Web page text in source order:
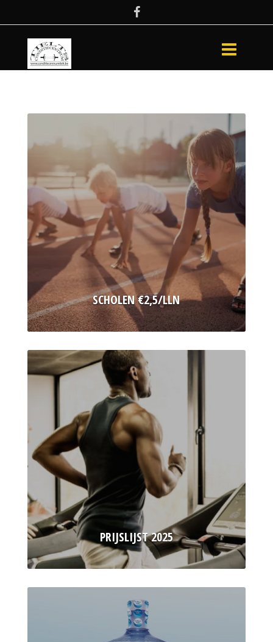
SCHOLEN €2,5/LLN
PRIJSLIJST 2025